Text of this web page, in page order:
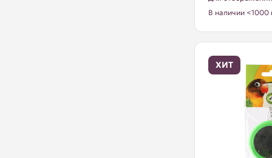
В наличии <1000
ХИТ